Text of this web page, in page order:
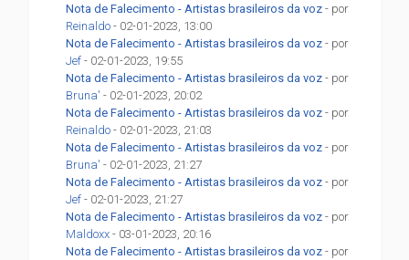
Nota de Falecimento - Artistas brasileiros da voz - por
Reinaldo - 02-01-2023, 13:00
Nota de Falecimento - Artistas brasileiros da voz - por
Jef - 02-01-2023, 19:55
Nota de Falecimento - Artistas brasileiros da voz - por
Bruna' - 02-01-2023, 20:02
Nota de Falecimento - Artistas brasileiros da voz - por
Reinaldo - 02-01-2023, 21:03
Nota de Falecimento - Artistas brasileiros da voz - por
Bruna' - 02-01-2023, 21:27
Nota de Falecimento - Artistas brasileiros da voz - por
Jef - 02-01-2023, 21:27
Nota de Falecimento - Artistas brasileiros da voz - por
Maldoxx - 03-01-2023, 20:16
Nota de Falecimento - Artistas brasileiros da voz - por